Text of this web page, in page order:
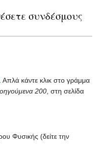
συνδέσμους
. Απλά κάντε κλικ στο γράμμα
200 , στη σελίδα
Φυσικής (δείτε την